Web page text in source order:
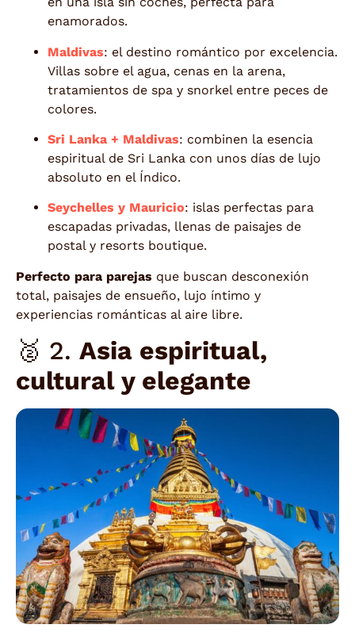
enamorados.
Maldivas: el destino romántico por excelencia.
Villas sobre el agua, cenas en la arena,
tratamientos de spa y snorkel entre peces de
colores.
Sri Lanka + Maldivas: combinen la esencia
espiritual de Sri Lanka con unos días de lujo
absoluto en el Índico.
Seychelles y Mauricio: islas perfectas para
escapadas privadas, llenas de paisajes de
postal y resorts boutique.
Perfecto para parejas que buscan desconexión
total, paisajes de ensueño, lujo íntimo y
experiencias románticas al aire libre.
🥈 2. Asia espiritual,
cultural y elegante